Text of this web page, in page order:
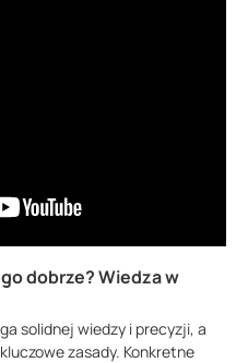
dobrze? Wiedza w
solidnej wiedzy i precyzji, a
zasady. Konkretne